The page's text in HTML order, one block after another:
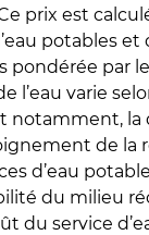
prix est
potables et
pondérée par
l’eau varie
notamment, la
de la
d’eau
du milieu
du service